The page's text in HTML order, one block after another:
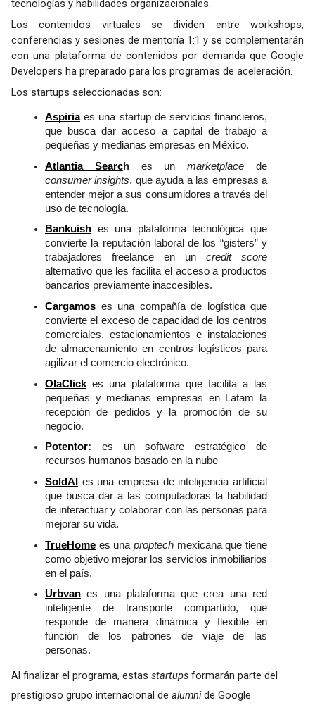
tecnologías y habilidades organizacionales.
Los contenidos virtuales se dividen entre workshops,
conferencias y sesiones de mentoría 1:1 y se complementarán
con una plataforma de contenidos por demanda que Google
Developers ha preparado para los programas de aceleración.
Los startups seleccionadas son:
Aspiria es una startup de servicios financieros,
que busca dar acceso a capital de trabajo a
pequeñas y medianas empresas en México.
Atlantia Search es un marketplace
consumer insights, que ayuda a las empresas a
entender mejor a sus consumidores a través del
uso de tecnología.
Bankuish es una plataforma tecnológica que
convierte la reputación laboral de los “gisters” y
trabajadores freelance en un credit score
alternativo que les facilita el acceso a productos
bancarios previamente inaccesibles.
Cargamos es una compañía de logística que
convierte el exceso de capacidad de los centros
comerciales, estacionamientos e instalaciones
de almacenamiento en centros logísticos para
agilizar el comercio electrónico.
OlaClick es una plataforma que facilita a las
pequeñas y medianas empresas en Latam la
recepción de pedidos y la promoción de su
negocio.
Potentor: es un software estratégico de
recursos humanos basado en la nube
SoldAI
es una empresa de inteligencia artificial
que busca dar a las computadoras la habilidad
de interactuar y colaborar con las personas para
mejorar su vida.
TrueHome es una proptech mexicana que tiene
como objetivo mejorar los servicios inmobiliarios
en el país.
Urbvan es una plataforma que crea una red
inteligente de transporte compartido, que
responde de manera dinámica y flexible en
función de los patrones de viaje de las
personas.
Al finalizar el programa, estas startups formarán parte del
prestigioso grupo internacional de alumni de Google